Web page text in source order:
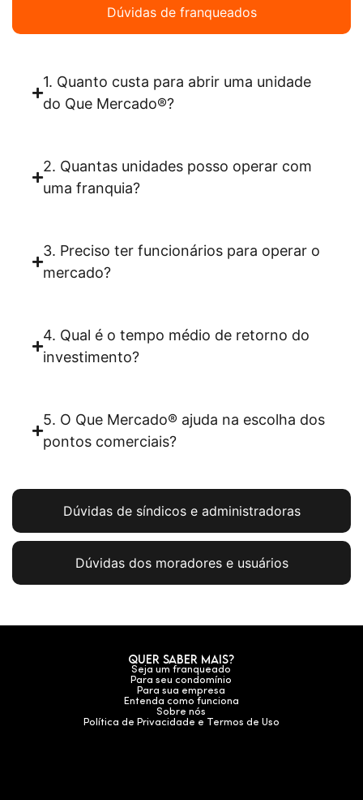
Dúvidas de franqueados
Dúvidas de síndicos e administradoras
Dúvidas dos moradores e usuários
1. Quanto custa para abrir uma unidade
do Que Mercado®?
2. Quantas unidades posso operar com
uma franquia?
3. Preciso ter funcionários para operar o
mercado?
4. Qual é o tempo médio de retorno do
investimento?
5. O Que Mercado® ajuda na escolha dos
pontos comerciais?
Quer saber mais?
Seja um franqueado
Para seu condomínio
Para sua empresa
Entenda como funciona
Sobre nós
Política de Privacidade e Termos de Uso